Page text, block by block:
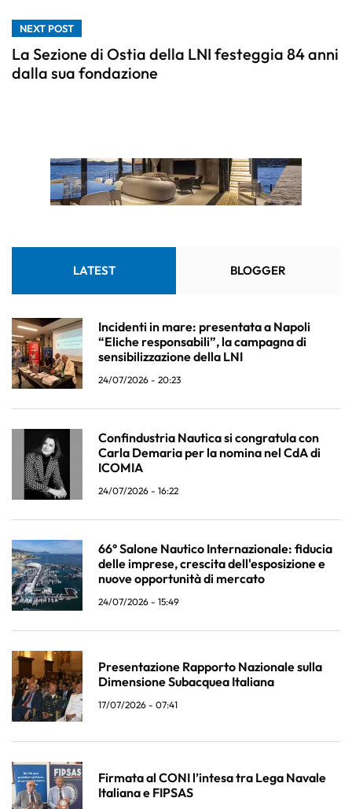
NEXT POST
La Sezione di Ostia della LNI festeggia 84 anni
dalla sua fondazione
LATEST BLOGGER
Incidenti in mare: presentata a Napoli
“Eliche responsabili”, la campagna di
sensibilizzazione della LNI
24/07/2026 - 20:23
Confindustria Nautica si congratula con
Carla Demaria per la nomina nel CdA di
ICOMIA
24/07/2026 - 16:22
66° Salone Nautico Internazionale: fiducia
delle imprese, crescita dell'esposizione e
nuove opportunità di mercato
24/07/2026 - 15:49
Presentazione Rapporto Nazionale sulla
Dimensione Subacquea Italiana
17/07/2026 - 07:41
Firmata al CONI l’intesa tra Lega Navale
Italiana e FIPSAS